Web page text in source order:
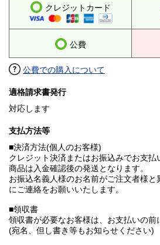
クレジットカード
公費
公費での購入について
適格請求書発行
対応します
支払方法等
■決済方法(個人のお客様)
クレジット決済またはお振込みでお支払
商品は入金確認後の発送となります。
お振込名義人様のお名前がご注文者様
にご連絡をお願いいたします。
■領収書
領収書が必要なお客様は、お支払いの前
(宛名、但し書き等もお知らせください)